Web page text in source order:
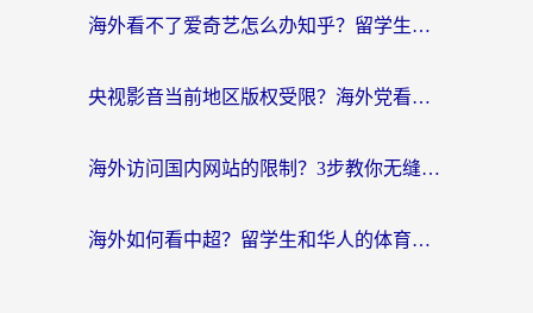
海外看不了爱奇艺怎么办知乎？留学生亲测有效的回国加速方案
央视影音当前地区版权受限？海外党看国内剧、追电视台的终极解决方案
海外访问国内网站的限制？3步教你无缝解锁国内资源（附实测最优工具）
海外如何看中超？留学生和华人的体育赛事观看终极指南（附欧洲杯奥运会观看技巧）